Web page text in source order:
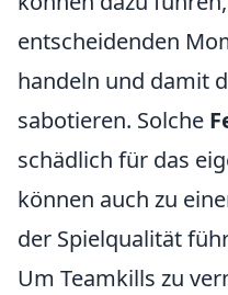
entscheidenden
handeln und damit
sabotieren. Solche
schädlich für das
können auch zu
der Spielqualität
Um Teamkills zu